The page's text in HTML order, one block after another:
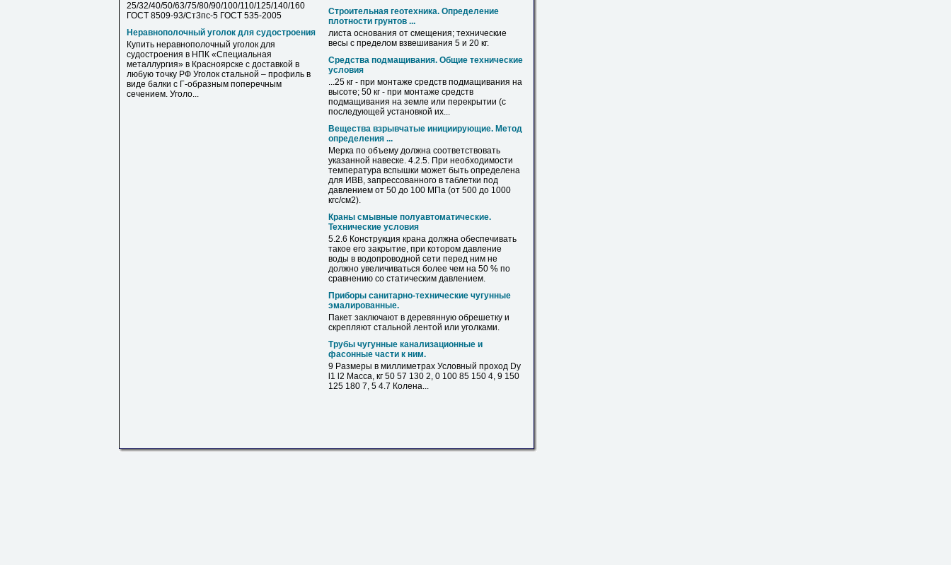
25/32/40/50/63/75/80/90/100/110/125/140/160
ГОСТ 8509-93/Ст3пс-5 ГОСТ 535-2005
Неравнополочный уголок для судостроения
Купить неравнополочный уголок для
судостроения в НПК «Специальная
металлургия» в Красноярске с доставкой в
любую точку РФ Уголок стальной – профиль в
виде балки с Г-образным поперечным
сечением. Уголо...
Строительная геотехника. Определение
плотности грунтов ...
листа основания от смещения; технические
весы с пределом взвешивания 5 и 20 кг.
Средства подмащивания. Общие технические
условия
...25 кг - при монтаже средств подмащивания на
высоте; 50 кг - при монтаже средств
подмащивания на земле или перекрытии (с
последующей установкой их...
Вещества взрывчатые инициирующие. Метод
определения ...
Мерка по объему должна соответствовать
указанной навеске. 4.2.5. При необходимости
температура вспышки может быть определена
для ИВВ, запрессованного в таблетки под
давлением от 50 до 100 МПа (от 500 до 1000
кгс/см2).
Краны смывные полуавтоматические.
Технические условия
5.2.6 Конструкция крана должна обеспечивать
такое его закрытие, при котором давление
воды в водопроводной сети перед ним не
должно увеличиваться более чем на 50 % по
сравнению со статическим давлением.
Приборы санитарно-технические чугунные
эмалированные.
Пакет заключают в деревянную обрешетку и
скрепляют стальной лентой или уголками.
Трубы чугунные канализационные и
фасонные части к ним.
9 Размеры в миллиметрах Условный проход Dу
l1 l2 Масса, кг 50 57 130 2, 0 100 85 150 4, 9 150
125 180 7, 5 4.7 Колена...